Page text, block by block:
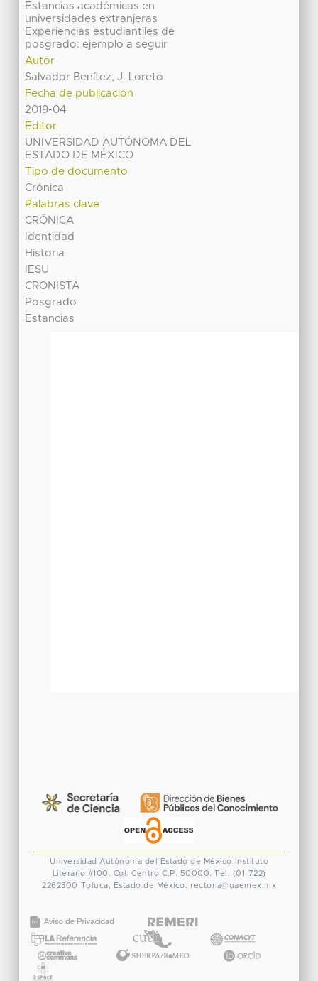
Estancias académicas en
universidades extranjeras
Experiencias estudiantiles de
posgrado: ejemplo a seguir
Autor
Salvador Benítez, J. Loreto
Fecha de publicación
2019-04
Editor
UNIVERSIDAD AUTÓNOMA DEL
ESTADO DE MÉXICO
Tipo de documento
Crónica
Palabras clave
CRÓNICA
Identidad
Historia
IESU
CRONISTA
Posgrado
Estancias
Universidad Autónoma del Estado de México
Instituto
Literario #100. Col. Centro C.P. 50000. Tel. (01-722)
2262300 Toluca, Estado de México. rectoria@uaemex.mx